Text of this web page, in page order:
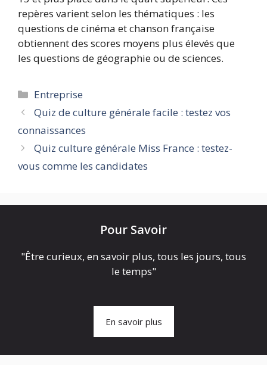
repères varient selon les thématiques : les
questions de cinéma et chanson française
obtiennent des scores moyens plus élevés que
les questions de géographie ou de sciences.
Catégories
Entreprise
Quiz de culture générale facile : testez vos
connaissances
Quiz culture générale Miss France : testez-
vous comme les candidates
Pour Savoir
"Être curieux, en savoir plus, tous les jours, tous
le temps"
En savoir plus